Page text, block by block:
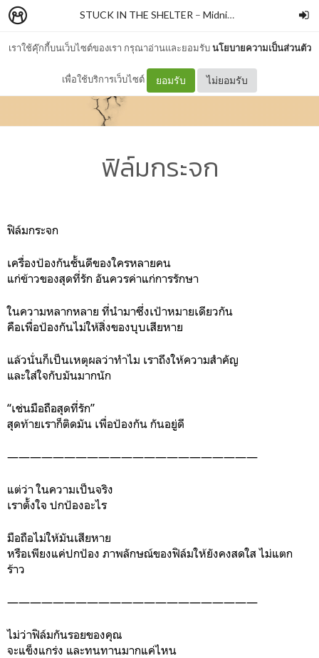
เราใช้คุ๊กกี้บนเว็บไซต์ของเรา กรุณาอ่านและยอมรับนโยบายความเป็นส่วนตัว
เพื่อใช้บริการเว็บไซต์ ยอมรับ ไม่ยอมรับ
STUCK IN THE SHELTER – MidnightMessageBox
ฟิล์มกระจก
ฟิล์มกระจก
เครื่องป้องกันชั้นดีของใครหลายคน
แก่ข้าวของสุดที่รัก อันควรค่าแก่การรักษา
ในความหลากหลาย ที่นำมาซึ่งเป้าหมายเดียวกัน
คือเพื่อป้องกันไม่ให้สิ่งของบุบเสียหาย
แล้วนั่นก็เป็นเหตุผลว่าทำไม เราถึงให้ความสำคัญ
และใส่ใจกับมันมากนัก
“เช่นมือถือสุดที่รัก”
สุดท้ายเราก็ติดมัน เพื่อป้องกัน กันอยู่ดี
——————————————————————
แต่ว่า ในความเป็นจริง
เราตั้งใจ ปกป้องอะไร
มือถือไม่ให้มันเสียหาย
หรือเพียงแค่ปกป้อง ภาพลักษณ์ของฟิล์มให้ยังคงสดใส ไม่แตก
ร้าว
——————————————————————
ไม่ว่าฟิล์มกันรอยของคุณ
จะแข็งแกร่ง และทนทานมากแค่ไหน